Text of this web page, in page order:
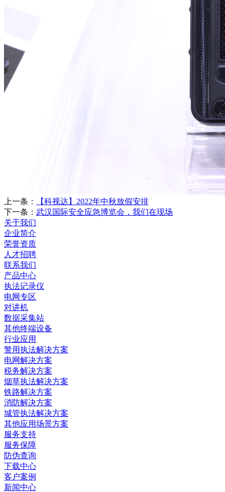
上一条：
【科视达】2022年中秋放假安排
下一条： 武汉国际安全应急博览会，我们在现场
关于我们
企业简介
荣誉资质
人才招聘
联系我们
产品中心
执法记录仪
电网专区
对讲机
数据采集站
其他终端设备
行业应用
警用执法解决方案
电网解决方案
税务解决方案
烟草执法解决方案
铁路解决方案
消防解决方案
城管执法解决方案
其他应用场景方案
服务支持
服务保障
防伪查询
下载中心
客户案例
新闻中心